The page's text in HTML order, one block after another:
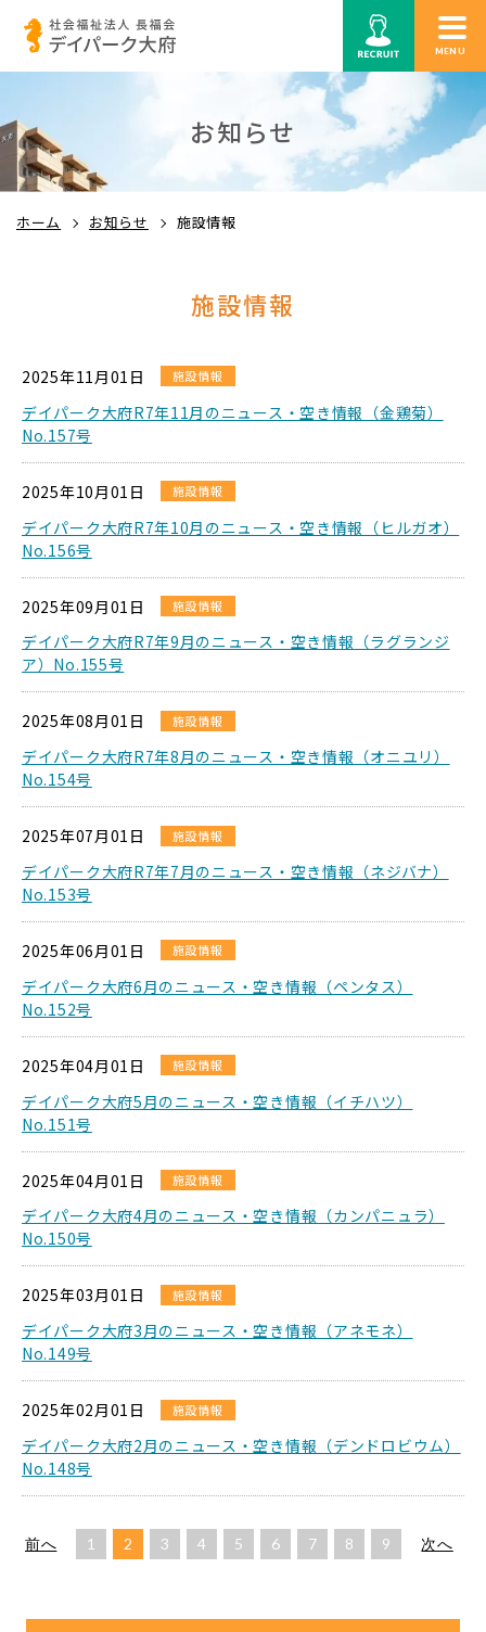
MENU
お知らせ
ホーム お知らせ 施設情報
施設情報
2025年11月01日 施設情報
デイパーク大府R7年11月のニュース・空き情報（金鶏菊）
No.157号
2025年10月01日 施設情報
デイパーク大府R7年10月のニュース・空き情報（ヒルガオ）
No.156号
2025年09月01日 施設情報
デイパーク大府R7年9月のニュース・空き情報（ラグランジ
ア）No.155号
2025年08月01日 施設情報
デイパーク大府R7年8月のニュース・空き情報（オニユリ）
No.154号
2025年07月01日 施設情報
デイパーク大府R7年7月のニュース・空き情報（ネジバナ）
No.153号
2025年06月01日 施設情報
デイパーク大府6月のニュース・空き情報（ペンタス）
No.152号
2025年04月01日 施設情報
デイパーク大府5月のニュース・空き情報（イチハツ）
No.151号
2025年04月01日 施設情報
デイパーク大府4月のニュース・空き情報（カンパニュラ）
No.150号
2025年03月01日 施設情報
デイパーク大府3月のニュース・空き情報（アネモネ）
No.149号
2025年02月01日 施設情報
デイパーク大府2月のニュース・空き情報（デンドロビウム）
No.148号
前へ 1 2 3 4 5 6 7 8 9 次へ